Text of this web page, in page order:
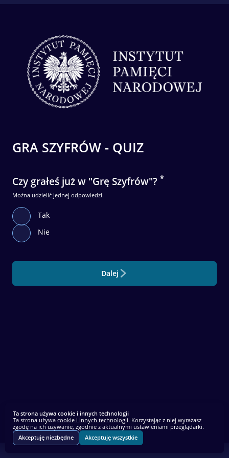
Ta strona używa cookie i innych technologii
Ta strona używa cookie i innych technologii. Korzystając z niej wyrażasz
zgodę na ich używanie, zgodnie z aktualnymi ustawieniami przeglądarki.
Akceptuję niezbędne
Akceptuję wszystkie
GRA SZYFRÓW - QUIZ
Czy grałeś już w "Grę Szyfrów"? *
Można udzielić jednej odpowiedzi.
Tak
Nie
Dalej